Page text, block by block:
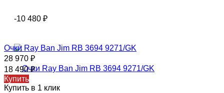
-10 480 ₽
Очки Ray Ban Jim RB 3694 9271/GK
28 970 ₽
18 490₽
Купить
Купить в 1 клик